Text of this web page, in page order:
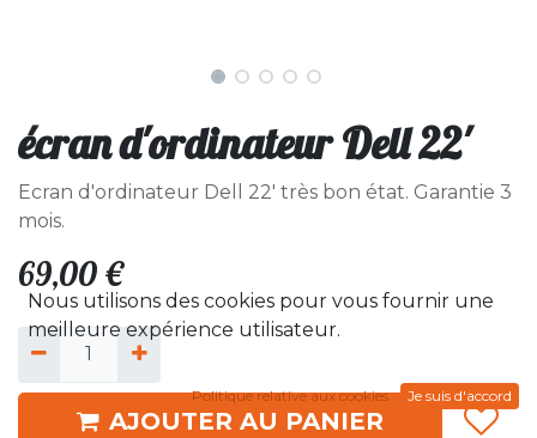
écran d'ordinateur Dell 22'
Ecran d'ordinateur Dell 22' très bon état. Garantie 3
mois.
69,00 €
AJOUTER AU PANIER
Nous utilisons des cookies pour vous fournir une
meilleure expérience utilisateur.
Politique relative aux cookies Je suis d'accord